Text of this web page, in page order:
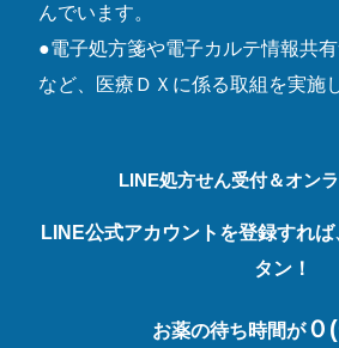
んでいます。
●電子処方箋や電子カルテ情報共
など、医療ＤＸに係る取組を実施
LINE処方せん受付＆オン
LINE公式アカウントを登録すれ
タン！
お薬の待ち時間が０